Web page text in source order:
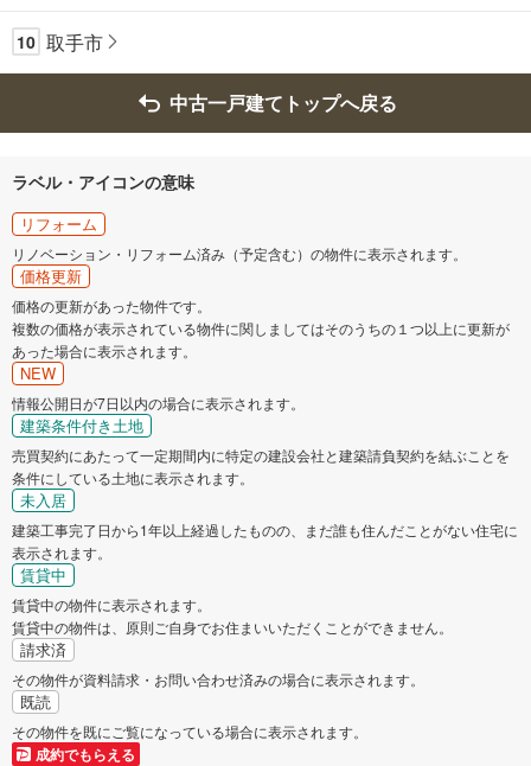
10 取手市
中古一戸建てトップへ戻る
ラベル・アイコンの意味
リフォーム
リノベーション・リフォーム済み（予定含む）の物件に表示されます。
価格更新
価格の更新があった物件です。
複数の価格が表示されている物件に関しましてはそのうちの１つ以上に更新が
あった場合に表示されます。
NEW
情報公開日が7日以内の場合に表示されます。
建築条件付き土地
売買契約にあたって一定期間内に特定の建設会社と建築請負契約を結ぶことを
条件にしている土地に表示されます。
未入居
建築工事完了日から1年以上経過したものの、まだ誰も住んだことがない住宅に
表示されます。
賃貸中
賃貸中の物件に表示されます。
賃貸中の物件は、原則ご自身でお住まいいただくことができません。
請求済
その物件が資料請求・お問い合わせ済みの場合に表示されます。
既読
その物件を既にご覧になっている場合に表示されます。
成約でもらえる